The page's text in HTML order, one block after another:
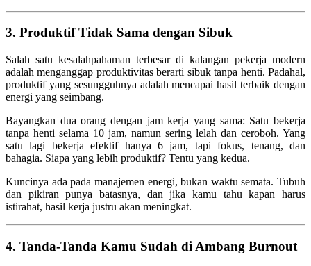
3. Produktif Tidak Sama dengan Sibuk
Salah satu kesalahpahaman terbesar di kalangan pekerja modern
adalah menganggap produktivitas berarti sibuk tanpa henti. Padahal,
produktif yang sesungguhnya adalah mencapai hasil terbaik dengan
energi yang seimbang.
Bayangkan dua orang dengan jam kerja yang sama: Satu bekerja
tanpa henti selama 10 jam, namun sering lelah dan ceroboh. Yang
satu lagi bekerja efektif hanya 6 jam, tapi fokus, tenang, dan
bahagia. Siapa yang lebih produktif? Tentu yang kedua.
Kuncinya ada pada manajemen energi, bukan waktu semata. Tubuh
dan pikiran punya batasnya, dan jika kamu tahu kapan harus
istirahat, hasil kerja justru akan meningkat.
4. Tanda-Tanda Kamu Sudah di Ambang Burnout